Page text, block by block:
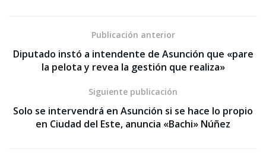
Publicación anterior
Diputado instó a intendente de Asunción que «pare
la pelota y revea la gestión que realiza»
Siguiente publicación
Solo se intervendrá en Asunción si se hace lo propio
en Ciudad del Este, anuncia «Bachi» Núñez